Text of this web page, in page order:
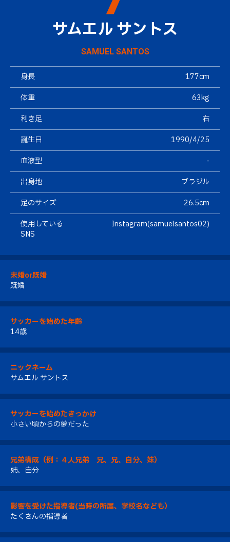
サムエル サントス
SAMUEL SANTOS
身長
177cm
体重
63kg
利き足
右
誕生日
1990/4/25
血液型
-
出身地
ブラジル
足のサイズ
26.5cm
使用している
SNS
Instagram(samuelsantos02)
未婚or既婚
既婚
サッカーを始めた年齢
14歳
ニックネーム
サムエル サントス
サッカーを始めたきっかけ
小さい頃からの夢だった
兄弟構成（例：４人兄弟 兄、兄、自分、妹）
姉、自分
影響を受けた指導者(当時の所属、学校名なども）
たくさんの指導者